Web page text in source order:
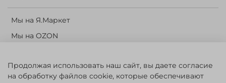
Мы на Я.Маркет
Мы на OZON
Корзина
Продолжая использовать наш сайт, вы даете согласие
на обработку файлов cookie, которые обеспечивают